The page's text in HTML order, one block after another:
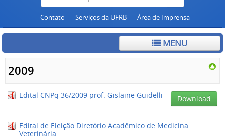
Contato Serviços da UFRB Área de Imprensa
MENU
2009
Edital CNPq 36/2009 prof. Gislaine Guidelli Download
Edital de Eleição Diretório Acadêmico de Medicina
Veterinária